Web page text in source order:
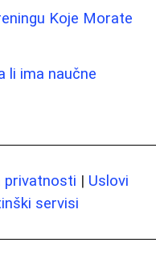
Koje Morate
li ima naučne
privatnosti | Uslovi
servisi